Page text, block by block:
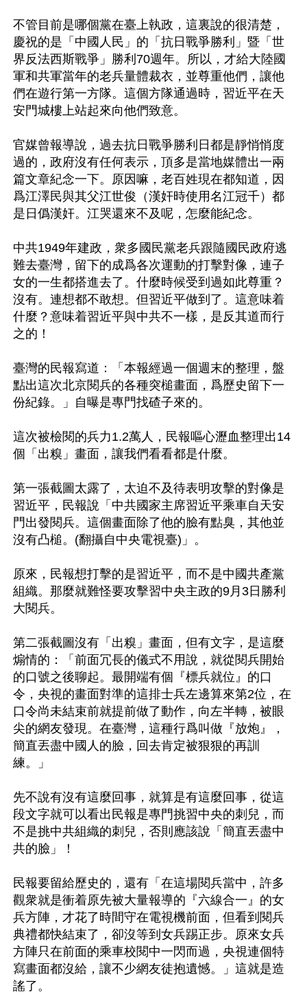
不管目前是哪個黨在臺上執政，這裏說的很清楚，
慶祝的是「中國人民」的「抗日戰爭勝利」暨「世
界反法西斯戰爭」勝利70週年。所以，才給大陸國
軍和共軍當年的老兵量體裁衣，並尊重他們，讓他
們在遊行第一方隊。這個方隊通過時，習近平在天
安門城樓上站起來向他們致意。
官媒曾報導說，過去抗日戰爭勝利日都是靜悄悄度
過的，政府沒有任何表示，頂多是當地媒體出一兩
篇文章紀念一下。原因嘛，老百姓現在都知道，因
爲江澤民與其父江世俊（漢奸時使用名江冠千）都
是日僞漢奸。江哭還來不及呢，怎麼能紀念。
中共1949年建政，衆多國民黨老兵跟隨國民政府逃
難去臺灣，留下的成爲各次運動的打擊對像，連子
女的一生都搭進去了。什麼時候受到過如此尊重？
沒有。連想都不敢想。但習近平做到了。這意味着
什麼？意味着習近平與中共不一樣，是反其道而行
之的！
臺灣的民報寫道：「本報經過一個週末的整理，盤
點出這次北京閱兵的各種突槌畫面，爲歷史留下一
份紀錄。」自曝是專門找碴子來的。
這次被檢閱的兵力1.2萬人，民報嘔心瀝血整理出14
個「出糗」畫面，讓我們看看都是什麼。
第一張截圖太露了，太迫不及待表明攻擊的對像是
習近平，民報說「中共國家主席習近平乘車自天安
門出發閱兵。這個畫面除了他的臉有點臭，其他並
沒有凸槌。(翻攝自中央電視臺)」。
原來，民報想打擊的是習近平，而不是中國共產黨
組織。那麼就難怪要攻擊習中央主政的9月3日勝利
大閱兵。
第二張截圖沒有「出糗」畫面，但有文字，是這麼
煽情的：「前面冗長的儀式不用說，就從閱兵開始
的口號之後聊起。最開端有個『標兵就位』的口
令，央視的畫面對準的這排士兵左邊算來第2位，在
口令尚未結束前就提前做了動作，向左半轉，被眼
尖的網友發現。在臺灣，這種行爲叫做『放炮』，
簡直丟盡中國人的臉，回去肯定被狠狠的再訓
練。」
先不說有沒有這麼回事，就算是有這麼回事，從這
段文字就可以看出民報是專門挑習中央的刺兒，而
不是挑中共組織的刺兒，否則應該說「簡直丟盡中
共的臉」！
民報要留給歷史的，還有「在這場閱兵當中，許多
觀衆就是衝着原先被大量報導的『六線合一』的女
兵方陣，才花了時間守在電視機前面，但看到閱兵
典禮都快結束了，卻沒等到女兵踢正步。原來女兵
方陣只在前面的乘車校閱中一閃而過，央視連個特
寫畫面都沒給，讓不少網友徒抱遺憾。」這就是造
謠了。